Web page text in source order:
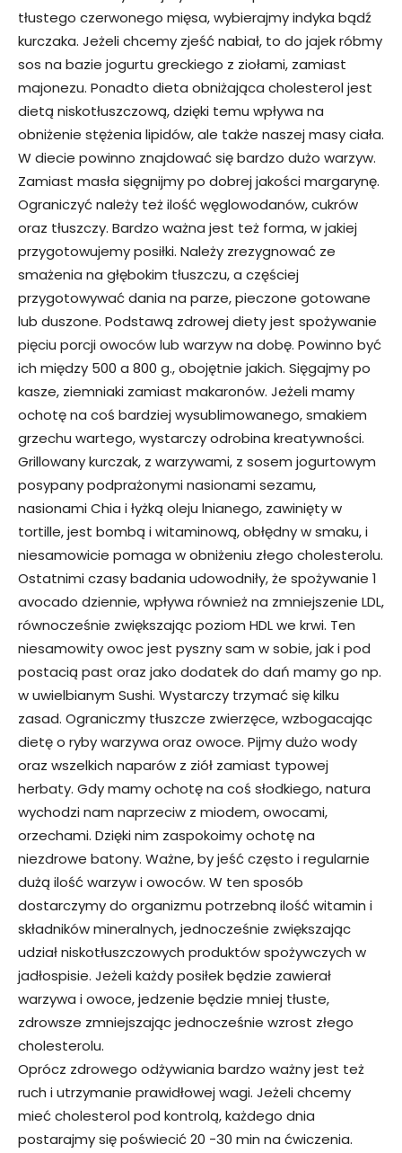
tłustego czerwonego mięsa, wybierajmy indyka bądź
kurczaka. Jeżeli chcemy zjeść nabiał, to do jajek róbmy
sos na bazie jogurtu greckiego z ziołami, zamiast
majonezu. Ponadto dieta obniżająca cholesterol jest
dietą niskotłuszczową, dzięki temu wpływa na
obniżenie stężenia lipidów, ale także naszej masy ciała.
W diecie powinno znajdować się bardzo dużo warzyw.
Zamiast masła sięgnijmy po dobrej jakości margarynę.
Ograniczyć należy też ilość węglowodanów, cukrów
oraz tłuszczy. Bardzo ważna jest też forma, w jakiej
przygotowujemy posiłki. Należy zrezygnować ze
smażenia na głębokim tłuszczu, a częściej
przygotowywać dania na parze, pieczone gotowane
lub duszone. Podstawą zdrowej diety jest spożywanie
pięciu porcji owoców lub warzyw na dobę. Powinno być
ich między 500 a 800 g., obojętnie jakich. Sięgajmy po
kasze, ziemniaki zamiast makaronów. Jeżeli mamy
ochotę na coś bardziej wysublimowanego, smakiem
grzechu wartego, wystarczy odrobina kreatywności.
Grillowany kurczak, z warzywami, z sosem jogurtowym
posypany podprażonymi nasionami sezamu,
nasionami Chia i łyżką oleju lnianego, zawinięty w
tortille, jest bombą i witaminową, obłędny w smaku, i
niesamowicie pomaga w obniżeniu złego cholesterolu.
Ostatnimi czasy badania udowodniły, że spożywanie 1
avocado dziennie, wpływa również na zmniejszenie LDL,
równocześnie zwiększając poziom HDL we krwi. Ten
niesamowity owoc jest pyszny sam w sobie, jak i pod
postacią past oraz jako dodatek do dań mamy go np.
w uwielbianym Sushi. Wystarczy trzymać się kilku
zasad. Ograniczmy tłuszcze zwierzęce, wzbogacając
dietę o ryby warzywa oraz owoce. Pijmy dużo wody
oraz wszelkich naparów z ziół zamiast typowej
herbaty. Gdy mamy ochotę na coś słodkiego, natura
wychodzi nam naprzeciw z miodem, owocami,
orzechami. Dzięki nim zaspokoimy ochotę na
niezdrowe batony. Ważne, by jeść często i regularnie
dużą ilość warzyw i owoców. W ten sposób
dostarczymy do organizmu potrzebną ilość witamin i
składników mineralnych, jednocześnie zwiększając
udział niskotłuszczowych produktów spożywczych w
jadłospisie. Jeżeli każdy posiłek będzie zawierał
warzywa i owoce, jedzenie będzie mniej tłuste,
zdrowsze zmniejszając jednocześnie wzrost złego
cholesterolu.
Oprócz zdrowego odżywiania bardzo ważny jest też
ruch i utrzymanie prawidłowej wagi. Jeżeli chcemy
mieć cholesterol pod kontrolą, każdego dnia
postarajmy się poświecić 20 -30 min na ćwiczenia.